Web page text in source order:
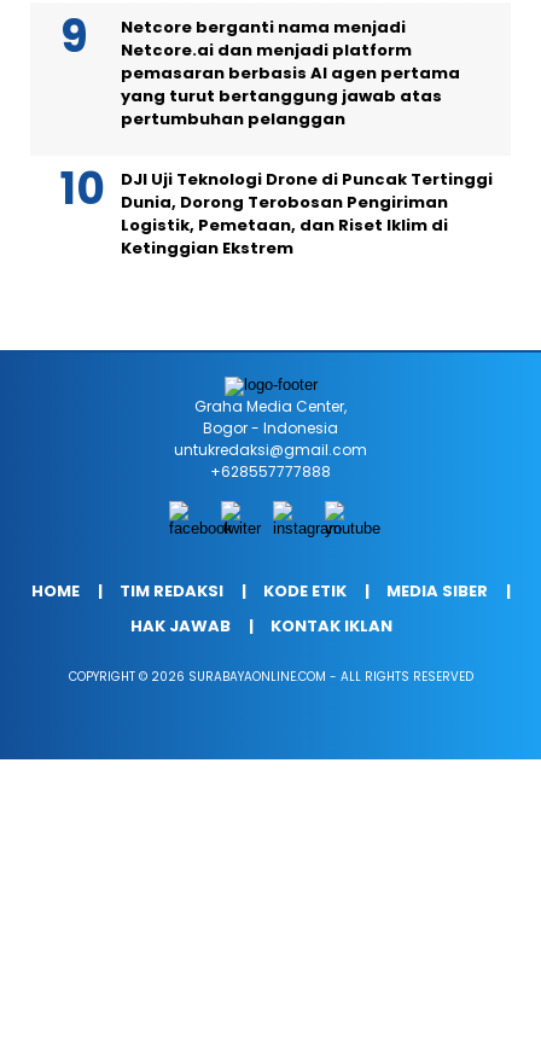
Netcore berganti nama menjadi
Netcore.ai dan menjadi platform
pemasaran berbasis AI agen pertama
yang turut bertanggung jawab atas
pertumbuhan pelanggan
DJI Uji Teknologi Drone di Puncak Tertinggi
Dunia, Dorong Terobosan Pengiriman
Logistik, Pemetaan, dan Riset Iklim di
Ketinggian Ekstrem
Graha Media Center,
Bogor - Indonesia
untukredaksi@gmail.com
+628557777888
HOME TIM REDAKSI KODE ETIK
MEDIA SIBER
HAK JAWAB
KONTAK IKLAN
COPYRIGHT © 2026 SURABAYAONLINE.COM - ALL RIGHTS RESERVED